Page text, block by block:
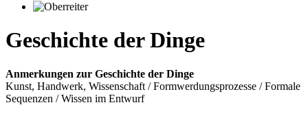
Geschichte der Dinge
Anmerkungen zur Geschichte der Dinge
Kunst, Handwerk, Wissenschaft / Formwerdungsprozesse / Formale
Sequenzen / Wissen im Entwurf